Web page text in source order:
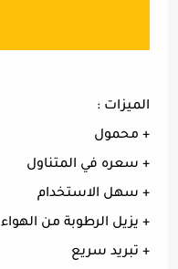
الميزات :
+ محمول
+ سعره في المتناول
+ سهل الاستخدام
+ يزيل الرطوبة من الهواء
+ تبريد سريع